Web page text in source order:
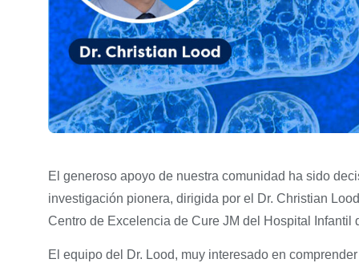
El generoso apoyo de nuestra comunidad ha sido
investigación pionera, dirigida por el Dr. Christian
Centro de Excelencia de Cure JM del Hospital Infantil
El equipo del Dr. Lood, muy interesado en